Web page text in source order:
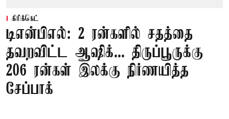
கிரிக்கெட்
டிஎன்பிஎல்: 2 ரன்களில் சதத்தை
தவறவிட்ட ஆஷிக்... திருப்பூருக்கு
206 ரன்கள் இலக்கு நிர்ணயித்த
சேப்பாக்